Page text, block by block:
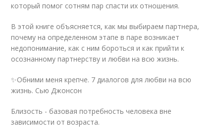
который помог сотням пар спасти их отношения.
В этой книге объясняется, как мы выбираем партнера,
почему на определенном этапе в паре возникает
недопонимание, как с ним бороться и как прийти к
осознанному партнерству и любви на всю жизнь.
✨Обними меня крепче. 7 диалогов для любви на всю
жизнь. Сью Джонсон
Близость - базовая потребность человека вне
зависимости от возраста.